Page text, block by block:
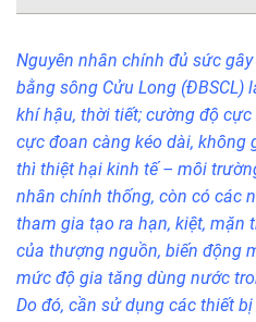
Nguyên nhân chính đủ sức
bằng sông Cửu Long (ĐBSCL)
khí hậu, thời tiết; cường độ
cực đoan càng kéo dài,
thì thiệt hại kinh tế – môi
nhân chính thống, còn có các
tham gia tạo ra hạn, kiệt, mặn
của thượng nguồn, biến động
mức độ gia tăng dùng nước
Do đó, cần sử dụng các thiết bị